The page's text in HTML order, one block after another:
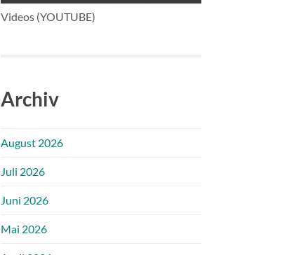
Videos (YOUTUBE)
Archiv
August 2026
Juli 2026
Juni 2026
Mai 2026